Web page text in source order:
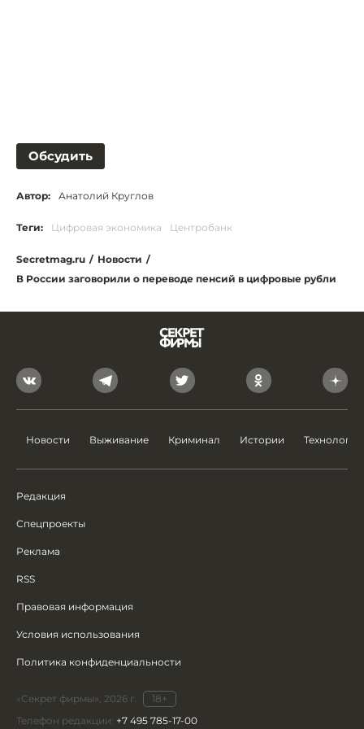
Обсудить
Автор: Анатолий Круглов
Теги: Цифровая экономика Центробанк
Secretmag.ru / Новости /
В России заговорили о переводе пенсий в цифровые рубли
Новости Выживание Криминал Истории Технологии
Редакция
Спецпроекты
Реклама
RSS
Правовая информация
Условия использования
Политика конфиденциальности
«Секрет фирмы», 2026 г.
18+
Телефон редакции: +7 495 785-17-00